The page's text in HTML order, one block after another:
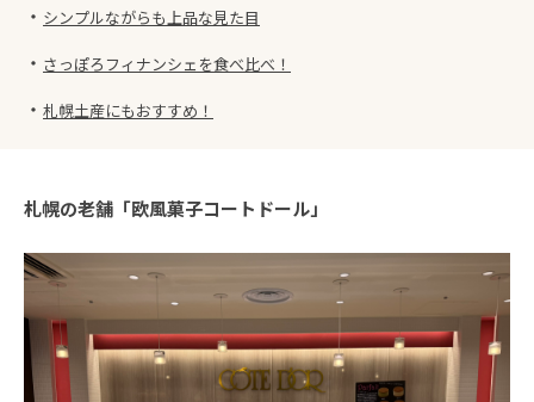
・ シンプルながらも上品な見た目
・ さっぽろフィナンシェを食べ比べ！
・ 札幌土産にもおすすめ！
札幌の老舗「欧風菓子コートドール」